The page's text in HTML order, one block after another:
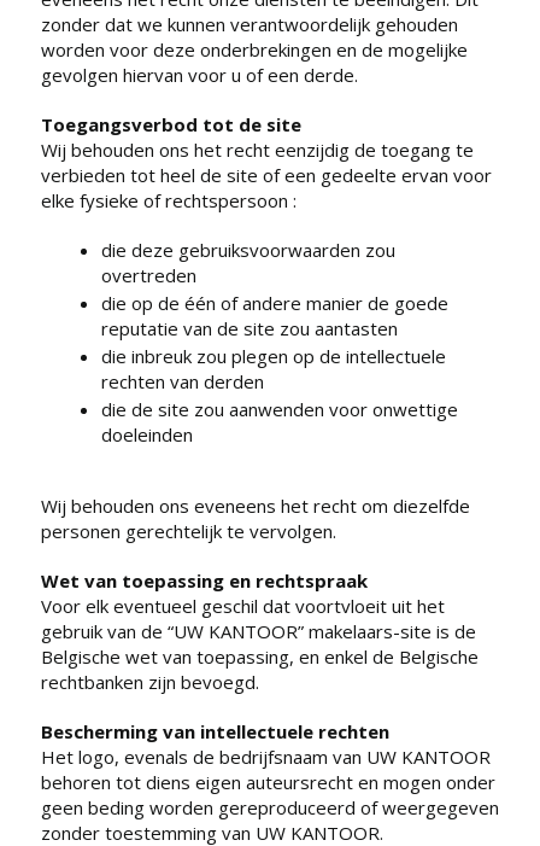
zonder dat we kunnen verantwoordelijk gehouden
worden voor deze onderbrekingen en de mogelijke
gevolgen hiervan voor u of een derde.
Toegangsverbod tot de site
Wij behouden ons het recht eenzijdig de toegang te
verbieden tot heel de site of een gedeelte ervan voor
elke fysieke of rechtspersoon :
die deze gebruiksvoorwaarden zou
overtreden
die op de één of andere manier de goede
reputatie van de site zou aantasten
die inbreuk zou plegen op de intellectuele
rechten van derden
die de site zou aanwenden voor onwettige
doeleinden
Wij behouden ons eveneens het recht om diezelfde
personen gerechtelijk te vervolgen.
Wet van toepassing en rechtspraak
Voor elk eventueel geschil dat voortvloeit uit het
gebruik van de “UW KANTOOR” makelaars-site is de
Belgische wet van toepassing, en enkel de Belgische
rechtbanken zijn bevoegd.
Bescherming van intellectuele rechten
Het logo, evenals de bedrijfsnaam van UW KANTOOR
behoren tot diens eigen auteursrecht en mogen onder
geen beding worden gereproduceerd of weergegeven
zonder toestemming van UW KANTOOR.